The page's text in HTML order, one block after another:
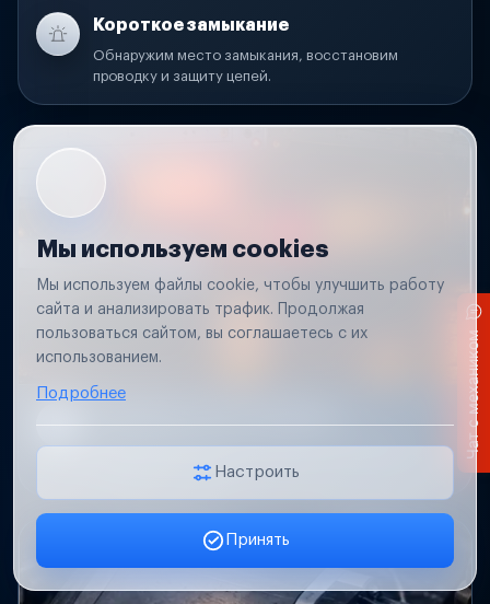
Короткое замыкание
Обнаружим место замыкания, восстановим
проводку и защиту цепей.
Проверим проводку и разъемы, восстановим
освещение прицепа.
Мы используем cookies
Мы используем файлы cookie, чтобы улучшить работу
сайта и анализировать трафик. Продолжая
пользоваться сайтом, вы соглашаетесь с их
использованием.
Подробнее
Настроить
Принять
Заявка онлайн
Чат с механиком